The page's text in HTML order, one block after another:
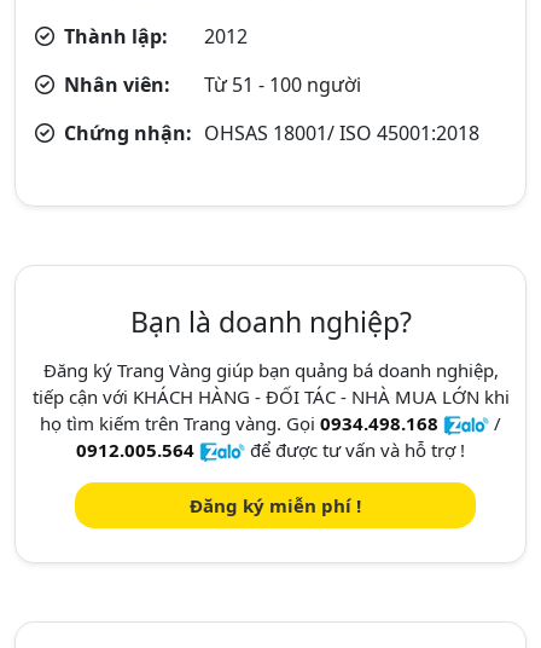
Thành lập:
2012
Nhân viên:
Từ 51 - 100 người
Chứng nhận: OHSAS 18001/ ISO 45001:2018
Bạn là doanh nghiệp?
Đăng ký Trang Vàng giúp bạn quảng bá doanh nghiệp,
tiếp cận với KHÁCH HÀNG - ĐỐI TÁC - NHÀ MUA LỚN khi
họ tìm kiếm trên Trang vàng. Gọi 0934.498.168
/
0912.005.564
để được tư vấn và hỗ trợ !
Đăng ký miễn phí !